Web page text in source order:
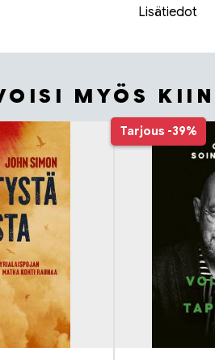
Lisätiedot
MYÖS
Tarjous -39%